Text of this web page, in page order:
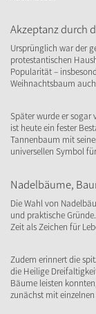
Akzeptanz durch
Ursprünglich war der
protestantischen
Popularität –
Weihnachtsbaum
Später wurde er
ist heute ein fester
Tannenbaum mit
universellen Symbol
Nadelbäume,
Die Wahl von
und praktische
Zeit als Zeichen für
Zudem erinnert die
die Heilige
Bäume leisten
zunächst mit